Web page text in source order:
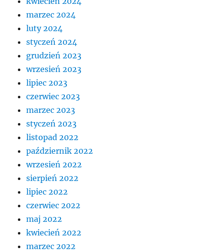
marzec 2024
luty 2024
styczeń 2024
grudzień 2023
wrzesień 2023
lipiec 2023
czerwiec 2023
marzec 2023
styczeń 2023
listopad 2022
październik 2022
wrzesień 2022
sierpień 2022
lipiec 2022
czerwiec 2022
maj 2022
kwiecień 2022
marzec 2022